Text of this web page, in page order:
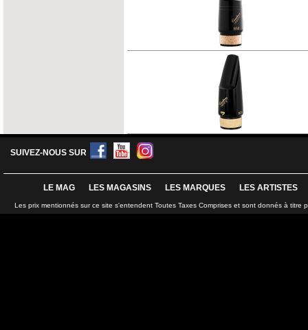
SUIVEZ-NOUS SUR
LE MAG LES MAGASINS LES MARQUES LES ARTISTES
Les prix mentionnés sur ce site s'entendent Toutes Taxes Comprises et sont donnés à